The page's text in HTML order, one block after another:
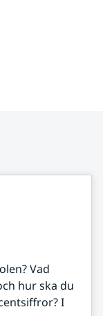
Vad
hur ska du
I